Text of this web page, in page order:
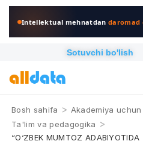
Intellektual mehnatdandaromad
Sotuvchi bo'lish
Bosh sahifa > Akademiya uchun
Ta'lim va pedagogika >
“O‘ZBEK MUMTOZ ADABIYOTIDA